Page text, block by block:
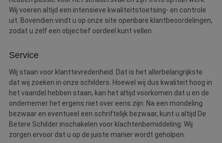
Wij voeren altijd een intensieve kwaliteitstoetsing- en controle
uit. Bovendien vindt u op onze site openbare klantbeoordelingen,
zodat u zelf een objectief oordeel kunt vellen.
Service
Wij staan voor klanttevredenheid. Dat is het allerbelangrijkste
dat wij zoeken in onze schilders. Hoewel wij dus kwaliteit hoog in
het vaandel hebben staan, kan het altijd voorkomen dat u en de
ondernemer het ergens niet over eens zijn. Na een mondeling
bezwaar en eventueel een schriftelijk bezwaar, kunt u altijd De
Betere Schilder inschakelen voor klachtenbemiddeling. Wij
zorgen ervoor dat u op de juiste manier wordt geholpen.